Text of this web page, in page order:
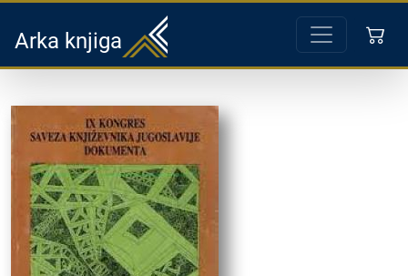
Arka knjiga